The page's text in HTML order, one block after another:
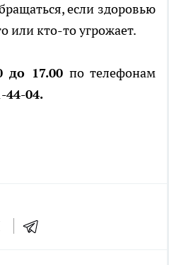
если здоровью
или кто-то угрожает.
до 17.00 по телефонам
44-04.